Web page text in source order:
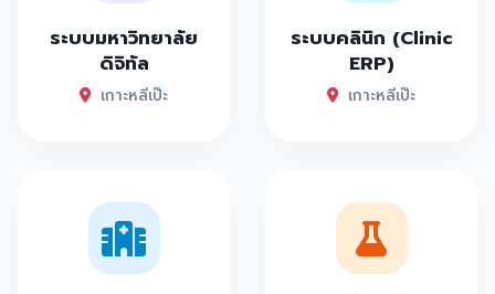
ระบบมหาวิทยาลัย
ดิจิทัล
เกาะหลีเป๊ะ
ระบบคลินิก (Clinic
ERP)
เกาะหลีเป๊ะ